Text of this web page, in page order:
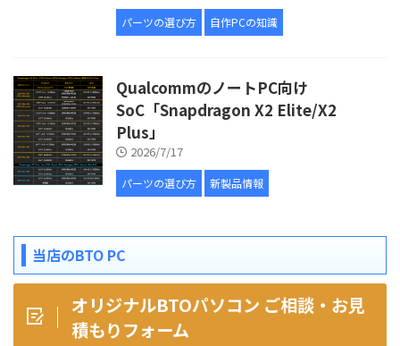
パーツの選び方 自作PCの知識
QualcommのノートPC向け
SoC「Snapdragon X2 Elite/X2
Plus」
2026/7/17
パーツの選び方 新製品情報
当店のBTO PC
オリジナルBTOパソコン ご相談・お見
積もりフォーム